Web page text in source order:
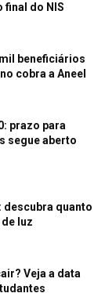
final do NIS
beneficiários
cobra a Aneel
prazo para
segue aberto
quanto
luz
Veja a data